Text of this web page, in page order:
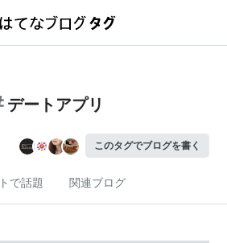
デートアプリ
このタグでブログを書く
で話題 関連ブログ